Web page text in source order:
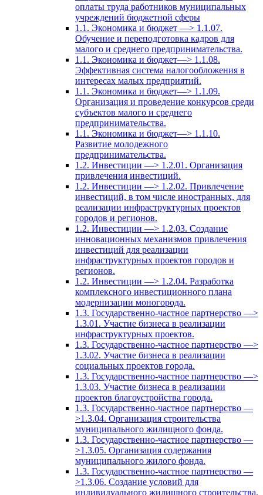
оплаты труда работников муниципальных
учреждений бюджетной сферы
1.1. Экономика и бюджет —> 1.1.07.
Обучение и переподготовка кадров для
малого и среднего предпринимательства.
1.1. Экономика и бюджет—> 1.1.08.
Эффективная система налогообложения в
интересах малых предприятий.
1.1. Экономика и бюджет—> 1.1.09.
Организация и проведение конкурсов среди
субъектов малого и среднего
предпринимательства.
1.1. Экономика и бюджет—> 1.1.10.
Развитие молодежного
предпринимательства.
1.2. Инвестиции —> 1.2.01. Организация
привлечения инвестиций.
1.2. Инвестиции —> 1.2.02. Привлечение
инвестиций, в том числе иностранных, для
реализации инфраструктурных проектов
городов и регионов.
1.2. Инвестиции —> 1.2.03. Создание
инновационных механизмов привлечения
инвестиций для реализации
инфраструктурных проектов городов и
регионов.
1.2. Инвестиции —> 1.2.04. Разработка
комплексного инвестиционного плана
модернизации моногорода.
1.3. Государственно-частное партнерство —>
1.3.01. Участие бизнеса в реализации
инфраструктурных проектов.
1.3. Государственно-частное партнерство —>
1.3.02. Участие бизнеса в реализации
социальных проектов города.
1.3. Государственно-частное партнерство —>
1.3.03. Участие бизнеса в реализации
проектов благоустройства города.
1.3. Государственно-частное партнерство —
>1.3.04. Организация строительства
муниципального жилищного фонда.
1.3. Государственно-частное партнерство —
>1.3.05. Организация содержания
муниципального жилого фонда.
1.3. Государственно-частное партнерство —
>1.3.06. Создание условий для
индивидуального жилищного строительства.